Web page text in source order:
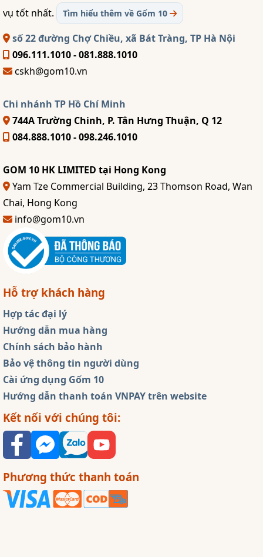
vụ tốt nhất.
Tìm hiểu thêm về Gốm 10
số 22 đường Chợ Chiều, xã Bát Tràng, TP Hà Nội
096.111.1010 - 081.888.1010
cskh@gom10.vn
Chi nhánh TP Hồ Chí Minh
744A Trường Chinh, P. Tân Hưng Thuận, Q 12
084.888.1010 - 098.246.1010
GOM 10 HK LIMITED tại Hong Kong
Yam Tze Commercial Building, 23 Thomson Road, Wan
Chai, Hong Kong
info@gom10.vn
Hỗ trợ khách hàng
Hợp tác đại lý
Hướng dẫn mua hàng
Chính sách bảo hành
Bảo vệ thông tin người dùng
Cài ứng dụng Gốm 10
Hướng dẫn thanh toán VNPAY trên website
Kết nối với chúng tôi:
Phương thức thanh toán